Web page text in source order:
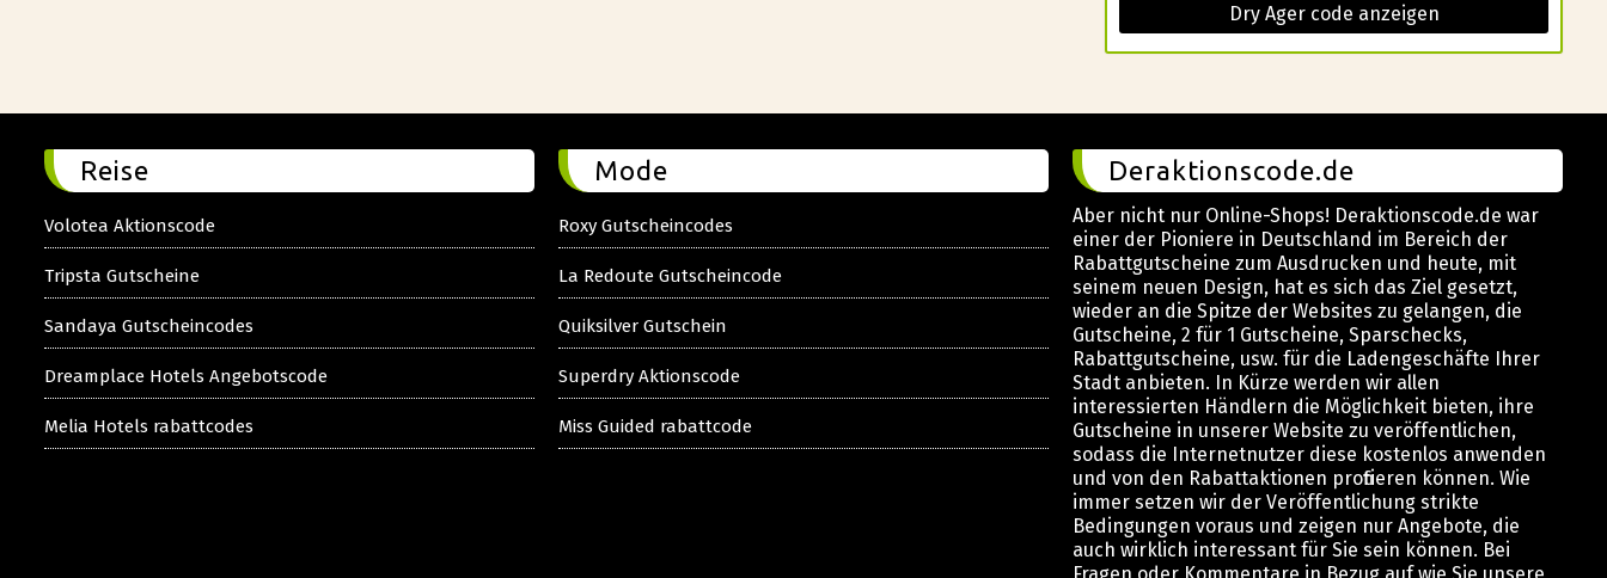
Dry Ager code anzeigen
Reise
Volotea Aktionscode
Tripsta Gutscheine
Sandaya Gutscheincodes
Dreamplace Hotels Angebotscode
Melia Hotels rabattcodes
Mode
Roxy Gutscheincodes
La Redoute Gutscheincode
Quiksilver Gutschein
Superdry Aktionscode
Miss Guided rabattcode
Deraktionscode.de
Aber nicht nur Online-Shops! Deraktionscode.de war
einer der Pioniere in Deutschland im Bereich der
Rabattgutscheine zum Ausdrucken und heute, mit
seinem neuen Design, hat es sich das Ziel gesetzt,
wieder an die Spitze der Websites zu gelangen, die
Gutscheine, 2 für 1 Gutscheine, Sparschecks,
Rabattgutscheine, usw. für die Ladengeschäfte Ihrer
Stadt anbieten. In Kürze werden wir allen
interessierten Händlern die Möglichkeit bieten, ihre
Gutscheine in unserer Website zu veröffentlichen,
sodass die Internetnutzer diese kostenlos anwenden
und von den Rabattaktionen profitieren können. Wie
immer setzen wir der Veröffentlichung strikte
Bedingungen voraus und zeigen nur Angebote, die
auch wirklich interessant für Sie sein können. Bei